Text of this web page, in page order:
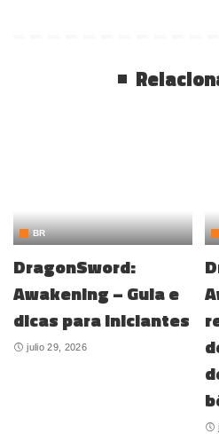
BR
DragonSword:
Awakening – Guia e
dicas para iniciantes
julio 29, 2026